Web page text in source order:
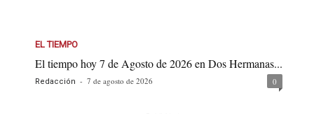
EL TIEMPO
El tiempo hoy 7 de Agosto de 2026 en Dos Hermanas...
Redacción - 7 de agosto de 2026 0